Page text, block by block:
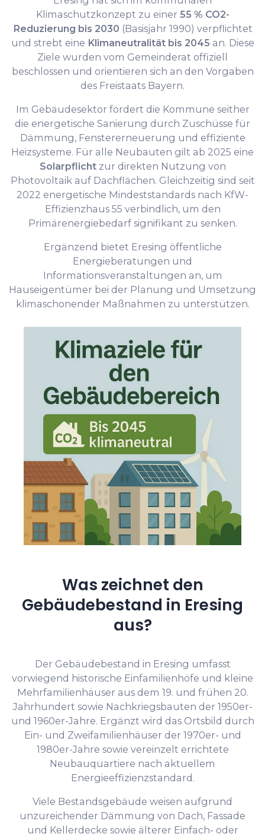
Klimaschutzkonzept zu einer 55 % CO2-
Reduzierung bis 2030 (Basisjahr 1990) verpflichtet
und strebt eine Klimaneutralität bis 2045 an. Diese
Ziele wurden vom Gemeinderat offiziell
beschlossen und orientieren sich an den Vorgaben
des Freistaats Bayern.
Im Gebäudesektor fördert die Kommune seither
die energetische Sanierung durch Zuschüsse für
Dämmung, Fenstererneuerung und effiziente
Heizsysteme. Für alle Neubauten gilt ab 2025 eine
Solarpflichtzur direkten Nutzung von
Photovoltaik auf Dachflächen. Gleichzeitig sind seit
2022 energetische Mindeststandards nach KfW-
Effizienzhaus 55 verbindlich, um den
Primärenergiebedarf signifikant zu senken.
Ergänzend bietet Eresing öffentliche
Energieberatungen und
Informationsveranstaltungen an, um
Hauseigentümer bei der Planung und Umsetzung
klimaschonender Maßnahmen zu unterstützen.
Was zeichnet den
Gebäudebestand in Eresing
aus?
Der Gebäudebestand in Eresing umfasst
vorwiegend historische Einfamilienhöfe und kleine
Mehrfamilienhäuser aus dem 19. und frühen 20.
Jahrhundert sowie Nachkriegsbauten der 1950er-
und 1960er-Jahre. Ergänzt wird das Ortsbild durch
Ein- und Zweifamilienhäuser der 1970er- und
1980er-Jahre sowie vereinzelt errichtete
Neubauquartiere nach aktuellem
Energieeffizienzstandard.
Viele Bestandsgebäude weisen aufgrund
unzureichender Dämmung von Dach, Fassade
und Kellerdecke sowie älterer Einfach- oder